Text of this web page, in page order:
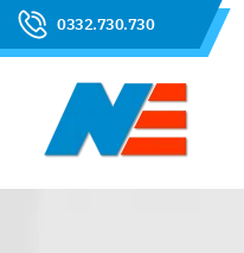
0332.730.730